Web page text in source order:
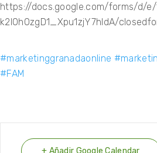
https://docs.google.com/forms/d/e/
k2l0h0zgD1_Xpu1zjY7hldA/
#marketinggranadaonline
#FAM
+ Añadir Google Calendar